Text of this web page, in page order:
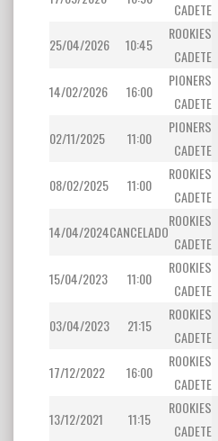
CADETE
25/04/2026
10:45
ROOKIES
CADETE
14/02/2026
16:00
PIONERS
CADETE
02/11/2025
11:00
PIONERS
CADETE
08/02/2025
11:00
ROOKIES
CADETE
14/04/2024CANCELADO
ROOKIES
CADETE
15/04/2023
11:00
ROOKIES
CADETE
03/04/2023
21:15
ROOKIES
CADETE
17/12/2022
16:00
ROOKIES
CADETE
13/12/2021
11:15
ROOKIES
CADETE